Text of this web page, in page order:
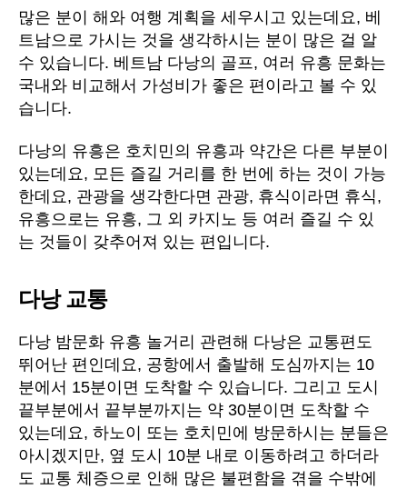
문
화
유
흥
놀
골
프,
마
사
지,
가
박,
에
코
걸
정
보
에
많은 분이 해와 여행 계획을 세우시고 있는데요, 베
트남으로 가시는 것을 생각하시는 분이 많은 걸 알
수 있습니다. 베트남 다낭의 골프, 여러 유흥 문화는
국내와 비교해서 가성비가 좋은 편이라고 볼 수 있
습니다.
다낭의 유흥은 호치민의 유흥과 약간은 다른 부분이
있는데요, 모든 즐길 거리를 한 번에 하는 것이 가능
한데요, 관광을 생각한다면 관광, 휴식이라면 휴식,
유흥으로는 유흥, 그 외 카지노 등 여러 즐길 수 있
는 것들이 갖추어져 있는 편입니다.
다낭 교통
다낭 밤문화 유흥 놀거리 관련해 다낭은 교통편도
뛰어난 편인데요, 공항에서 출발해 도심까지는 10
분에서 15분이면 도착할 수 있습니다. 그리고 도시
끝부분에서 끝부분까지는 약 30분이면 도착할 수
있는데요, 하노이 또는 호치민에 방문하시는 분들은
아시겠지만, 옆 도시 10분 내로 이동하려고 하더라
도 교통 체증으로 인해 많은 불편함을 겪을 수밖에